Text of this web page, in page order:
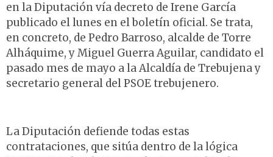
en la Diputación vía decreto de Irene García
publicado el lunes en el boletín oficial. Se trata,
en concreto, de Pedro Barroso, alcalde de Torre
Alháquime, y Miguel Guerra Aguilar, candidato el
pasado mes de mayo a la Alcaldía de Trebujena y
secretario general del PSOE trebujenero.
La Diputación defiende todas estas
contrataciones, que sitúa dentro de la lógica